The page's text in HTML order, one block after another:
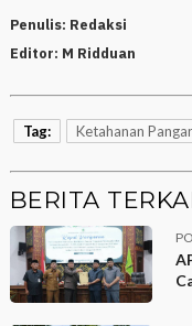
Penulis: Redaksi
Editor: M Ridduan
Tag: Ketahanan
BERITA